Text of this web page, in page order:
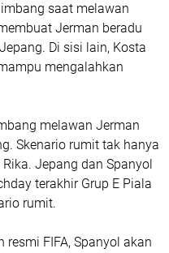
saat melawan
Jerman beradu
Di sisi lain, Kosta
mengalahkan
melawan Jerman
Skenario rumit tak hanya
Jepang dan Spanyol
terakhir Grup E Piala
rumit.
FIFA, Spanyol akan